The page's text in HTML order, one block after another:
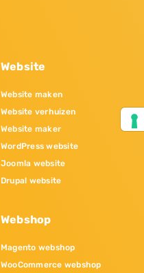
Website
Website maken
Website verhuizen
Website maker
WordPress website
Joomla website
Drupal website
Webshop
Magento webshop
WooCommerce webshop